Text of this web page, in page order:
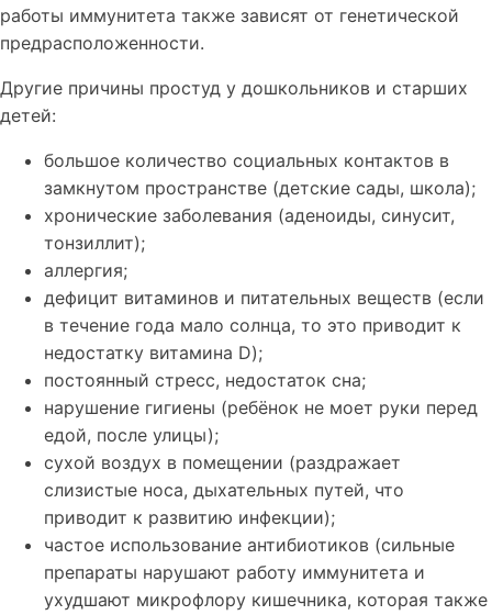
работы иммунитета также зависят от генетической
предрасположенности.
Другие причины простуд у дошкольников и старших
детей:
большое количество социальных контактов в
замкнутом пространстве (детские сады, школа);
хронические заболевания (аденоиды, синусит,
тонзиллит);
аллергия;
дефицит витаминов и питательных веществ (если
в течение года мало солнца, то это приводит к
недостатку витамина D);
постоянный стресс, недостаток сна;
нарушение гигиены (ребёнок не моет руки перед
едой, после улицы);
сухой воздух в помещении (раздражает
слизистые носа, дыхательных путей, что
приводит к развитию инфекции);
частое использование антибиотиков (сильные
препараты нарушают работу иммунитета и
ухудшают микрофлору кишечника, которая также